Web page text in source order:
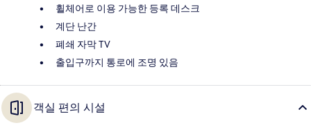
휠체어로 이용 가능한 등록 데스크
계단 난간
폐쇄 자막 TV
출입구까지 통로에 조명 있음
객실 편의 시설